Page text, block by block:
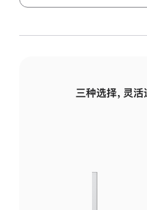
三种选择，灵活